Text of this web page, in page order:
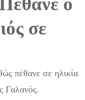
σε
πέθανε σε ηλικία
Γαλανός.